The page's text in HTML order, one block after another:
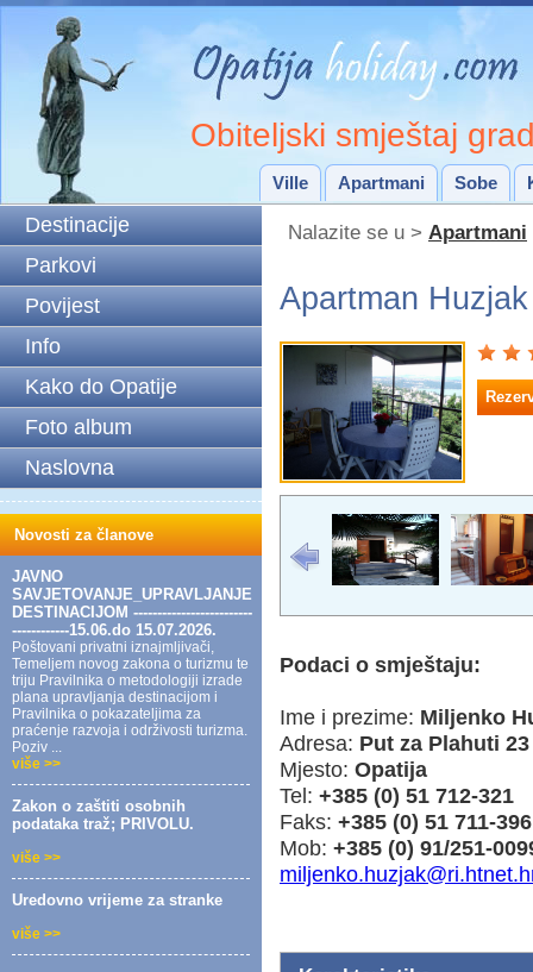
Obiteljski smještaj
Ville Apartmani Sobe
Destinacije
Parkovi
Povijest
Info
Kako do Opatije
Foto album
Naslovna
Novosti za članove
JAVNO
SAVJETOVANJE_UPRAVLJANJE
DESTINACIJOM -------------------------
------------15.06.do 15.07.2026.
Poštovani privatni iznajmljivači,
Temeljem novog zakona o turizmu te
triju Pravilnika o metodologiji izrade
plana upravljanja destinacijom i
Pravilnika o pokazateljima za
praćenje razvoja i održivosti turizma.
Poziv ...
više >>
Zakon o zaštiti osobnih
podataka traž; PRIVOLU.
više >>
Uredovno vrijeme za stranke
više >>
Nalazite se u > Apartmani
Apartman
Podaci o smještaju:
Ime i prezime: Miljenko
Adresa: Put za Plahuti
Mjesto: Opatija
Tel: +385 (0) 51 712-321
Faks: +385 (0) 51 711-396
Mob: +385 (0) 91/251-